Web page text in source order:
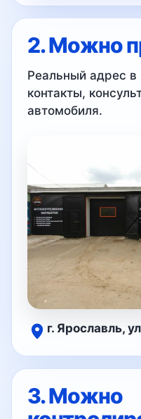
2. Можно
Реальный адрес
контакты,
автомобиля.
г. Ярославль,
3. Можно